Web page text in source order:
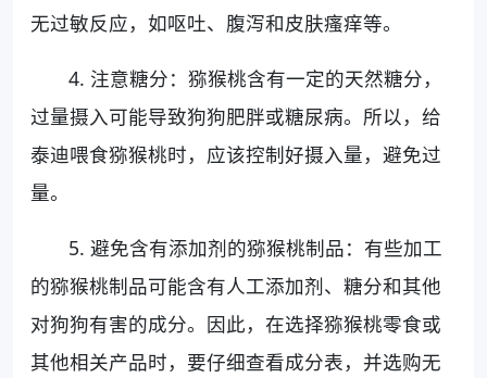
无过敏反应，如呕吐、腹泻和皮肤瘙痒等。
4. 注意糖分：猕猴桃含有一定的天然糖分，
过量摄入可能导致狗狗肥胖或糖尿病。所以，给
泰迪喂食猕猴桃时，应该控制好摄入量，避免过
量。
5. 避免含有添加剂的猕猴桃制品：有些加工
的猕猴桃制品可能含有人工添加剂、糖分和其他
对狗狗有害的成分。因此，在选择猕猴桃零食或
其他相关产品时，要仔细查看成分表，并选购无